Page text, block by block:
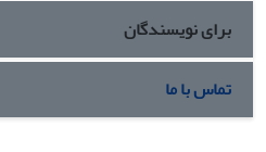
برای نویسندگان
تماس با ما